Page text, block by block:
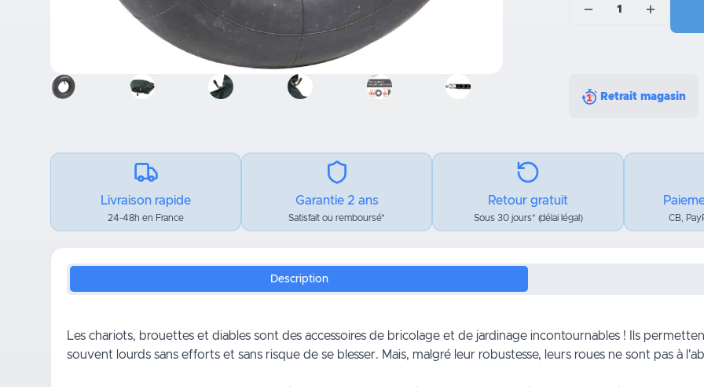
1
Retrait magasin
Livraison rapide
24-48h en France
Garantie 2 ans
Satisfait ou remboursé*
Retour gratuit
Sous 30 jours* (délai légal) CB,
Description
Les chariots, brouettes et diables sont des accessoires de bricolage et de jardinage incontournables ! Ils
souvent lourds sans efforts et sans risque de se blesser. Mais, malgré leur robustesse, leurs roues ne sont pas à